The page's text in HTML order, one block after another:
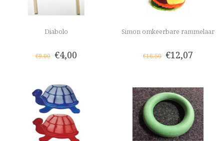
Diabolo
€9,00 €4,00
Simon omkeerbare rammelaar
€16,50 €12,07